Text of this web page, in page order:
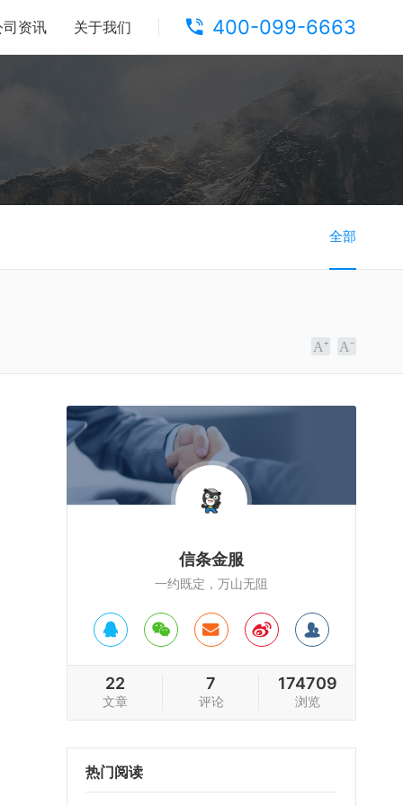
400-099-6663
司资讯 关于我们
全部
信条金服
一约既定，万山无阻
22
文章
7
评论
174709
浏览
热门阅读